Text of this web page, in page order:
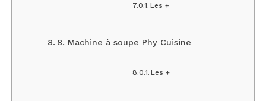
Les +
8. Machine à soupe Phy Cuisine
Les +